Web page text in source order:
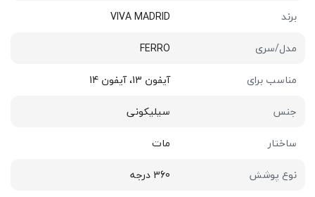
برند
VIVA MADRID
مدل/سری
FERRO
مناسب برای
آیفون 13، آیفون 14
جنس
سیلیکونی
ساختار
مات
نوع پوشش
360 درجه